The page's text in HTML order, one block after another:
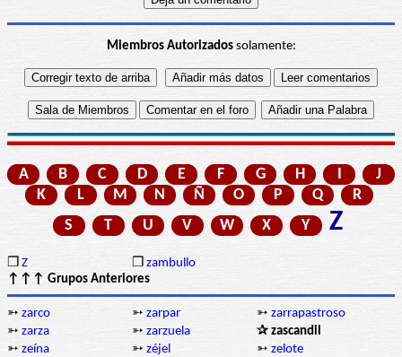
Miembros Autorizadossolamente:
A B C D E F G H
J
K
L M N Ñ O P Q
R
S
T U V W X Y Z
❒ Z ❒ zambullo
↑↑↑ Grupos Anteriores
➳ zarco ➳ zarpar ➳ zarrapastroso
➳ zarza ➳ zarzuela
✰ zascandil
➳ zeína ➳ zéjel ➳ zelote